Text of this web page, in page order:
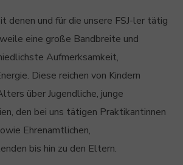
denen und für die unsere FSJ-ler tätig
eine große Bandbreite und
Aufmerksamkeit,
Diese reichen von Kindern
über Jugendliche, junge
den bei uns tätigen Praktikantinnen
Ehrenamtlichen,
bis hin zu den Eltern.